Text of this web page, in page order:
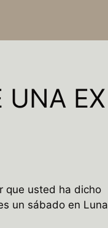
UNA EX
que usted ha dicho
un sábado en Luna